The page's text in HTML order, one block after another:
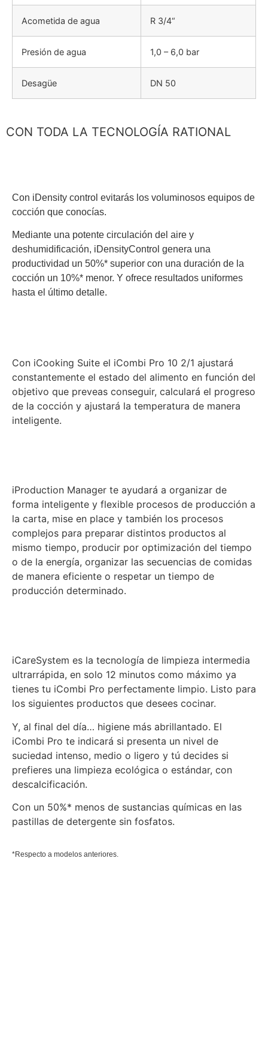
Acometida de agua R 3/4“
Presión de agua 1,0 – 6,0 bar
Desagüe DN 50
CON TODA LA TECNOLOGÍA RATIONAL
Con iDensity control evitarás los voluminosos equipos de
cocción que conocías.
Mediante una potente circulación del aire y
deshumidificación, iDensityControl genera una
productividad un 50%* superior con una duración de la
cocción un 10%* menor. Y ofrece resultados uniformes
hasta el último detalle.
Con iCooking Suite el iCombi Pro 10 2/1 ajustará
constantemente el estado del alimento en función del
objetivo que preveas conseguir, calculará el progreso
de la cocción y ajustará la temperatura de manera
inteligente.
iProduction Manager te ayudará a organizar de
forma inteligente y flexible procesos de producción a
la carta, mise en place y también los procesos
complejos para preparar distintos productos al
mismo tiempo, producir por optimización del tiempo
o de la energía, organizar las secuencias de comidas
de manera eficiente o respetar un tiempo de
producción determinado.
iCareSystem es la tecnología de limpieza intermedia
ultrarrápida, en solo 12 minutos como máximo ya
tienes tu iCombi Pro perfectamente limpio. Listo para
los siguientes productos que desees cocinar.
Y, al final del día… higiene más abrillantado. El
iCombi Pro te indicará si presenta un nivel de
suciedad intenso, medio o ligero y tú decides si
prefieres una limpieza ecológica o estándar, con
descalcificación.
Con un 50%* menos de sustancias químicas en las
pastillas de detergente sin fosfatos.
*Respecto a modelos anteriores.